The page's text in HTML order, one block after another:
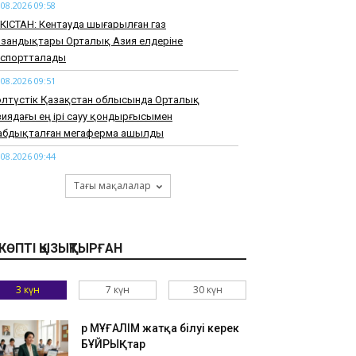
09:58
Кентауда шығарылған газ
Орталық Азия елдеріне
09:51
Қазақстан облысында Орталық
ең ірі сауу қондырғысымен
мегаферма ашылды
09:44
Кентауда «Достық үйі» ашылды
09:29
жалғасып жатыр
облысында иттер баланы талап тастаған:
іс бойынша сот басталды
Тағы мақалалар
КӨПТІ ҚЫЗЫҚТЫРҒАН
3 күн 7 күн 30 күн
Әр МҰҒАЛІМ жатқа білуі керек
БҰЙРЫҚтар